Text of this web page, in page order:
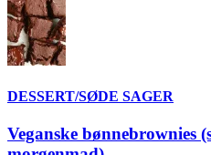
DESSERT/SØDE SAGER
Veganske bønnebrownies